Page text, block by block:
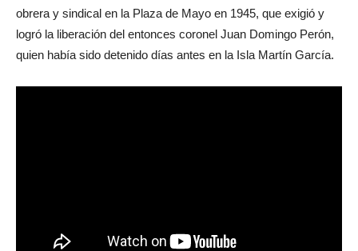
obrera y sindical en la Plaza de Mayo en 1945, que exigió y
logró la liberación del entonces coronel Juan Domingo Perón,
quien había sido detenido días antes en la Isla Martín García.